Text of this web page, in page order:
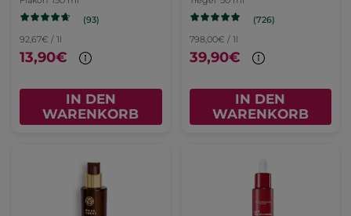
(93)
92,67€ / 1l
13,90€
IN DEN
WARENKORB
(726)
798,00€ / 1l
39,90€
IN DEN
WARENKORB